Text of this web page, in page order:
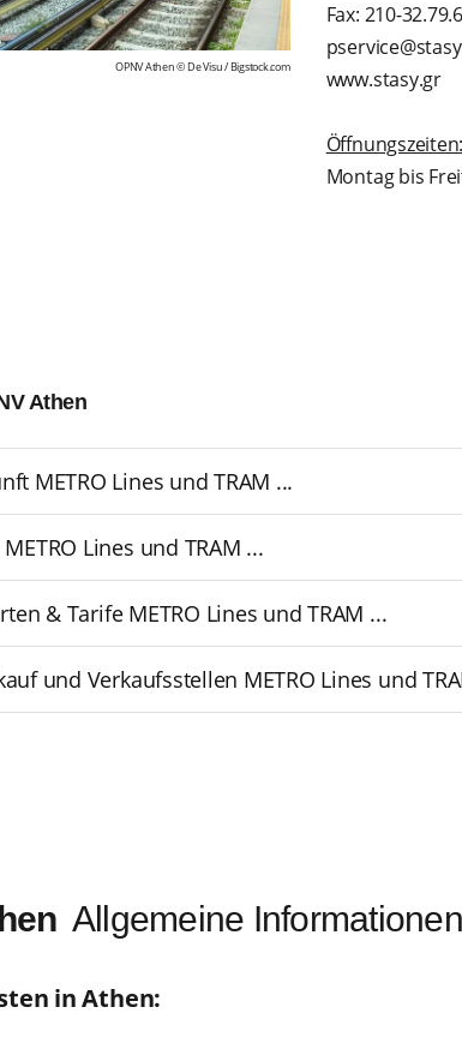
ÖPNV Athen © De Visu /Bigstock.com
Fax: 210-
www.stasy.gr
Öffnungszeiten:
Montag bis
Athen
METRO Lines und TRAM ...
Lines und TRAM ...
& Tarife METRO Lines und TRAM ...
und Verkaufsstellen METRO Lines und
Allgemeine
in Athen: